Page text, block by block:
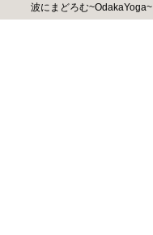
波にまどろむ~OdakaYoga~